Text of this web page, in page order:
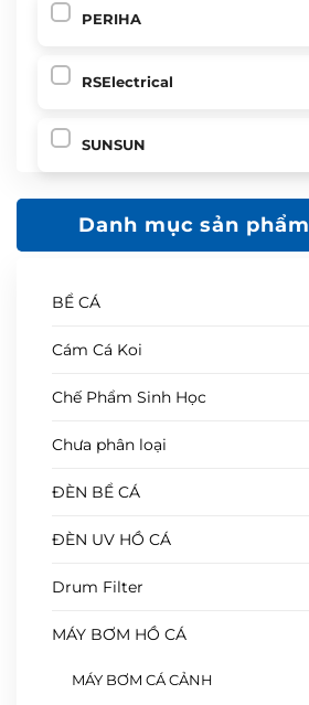
PERIHA
RSElectrical
SUNSUN
Danh mục sản phẩm
BỂ CÁ
Cám Cá Koi
Chế Phẩm Sinh Học
Chưa phân loại
ĐÈN BỂ CÁ
ĐÈN UV HỒ CÁ
Drum Filter
MÁY BƠM HỒ CÁ
MÁY BƠM CÁ CẢNH